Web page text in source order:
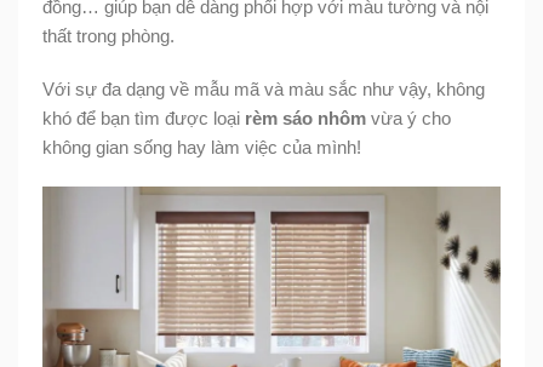
đồng… giúp bạn dễ dàng phối hợp với màu tường và nội
thất trong phòng.
Với sự đa dạng về mẫu mã và màu sắc như vậy, không
khó để bạn tìm được loại rèm sáo nhôm vừa ý cho
không gian sống hay làm việc của mình!